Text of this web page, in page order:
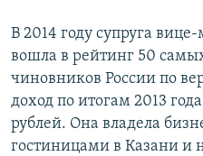
В 2014 году супруга вице-
вошла в рейтинг 50
чиновников России по
доход по итогам 2013
рублей. Она владела
гостиницами в Казани